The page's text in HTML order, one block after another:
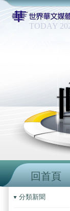
TODAY
回首頁
分類新聞